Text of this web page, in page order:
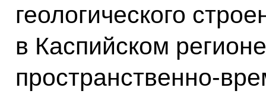
геологического
в Каспийском
пространственно-